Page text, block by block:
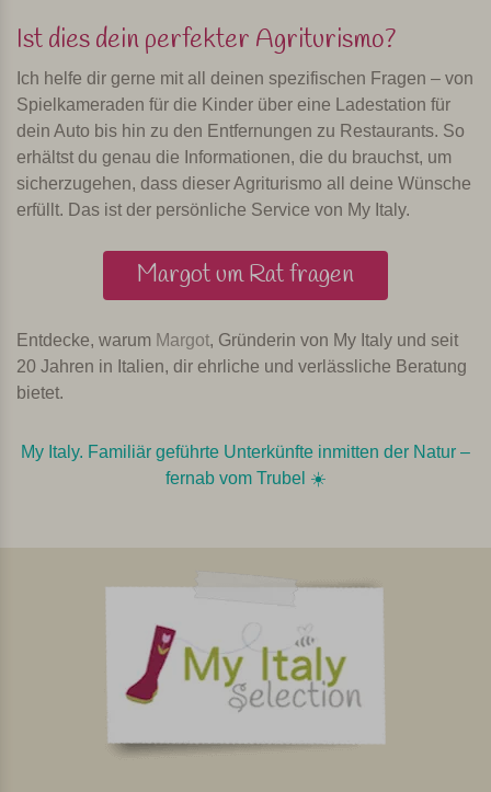
Ist dies dein perfekter Agriturismo?
Ich helfe dir gerne mit all deinen spezifischen Fragen – von
Spielkameraden für die Kinder über eine Ladestation für
dein Auto bis hin zu den Entfernungen zu Restaurants. So
erhältst du genau die Informationen, die du brauchst, um
sicherzugehen, dass dieser Agriturismo all deine Wünsche
erfüllt. Das ist der persönliche Service von My Italy.
Margot um Rat fragen
Entdecke, warum Margot, Gründerin von My Italy und seit
20 Jahren in Italien, dir ehrliche und verlässliche Beratung
bietet.
My Italy. Familiär geführte Unterkünfte inmitten der Natur –
fernab vom Trubel ☀️️️